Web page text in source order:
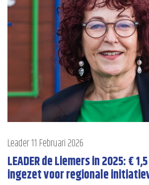
Leader11 Februari 2026
LEADER de Liemers in 2025: €
ingezet voor regionale